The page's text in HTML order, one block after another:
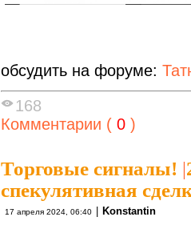
обсудить на форуме:
168
Комментарии ( 0 )
Торговые сигналы! |
спекулятивная
17 апреля 2024, 06:40 Konstantin